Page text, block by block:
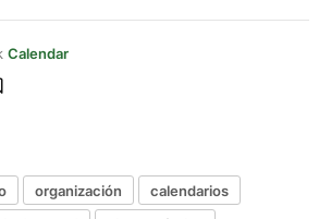
Calendar
organización
calendarios